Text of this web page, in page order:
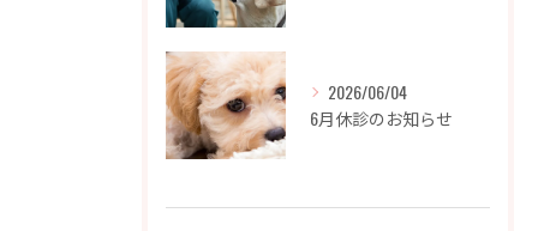
2026/06/04
6月休診のお知らせ